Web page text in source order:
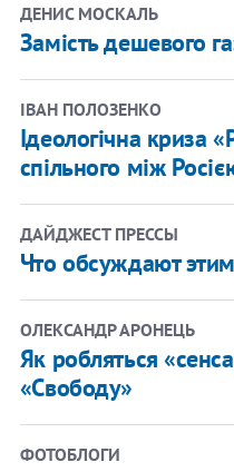
ДЕНИС МОСКАЛЬ
Замість дешевого
ІВАН ПОЛОЗЕНКО
Ідеологічна криза
спільного між
ДАЙДЖЕСТ ПРЕССЫ
Что обсуждают
ОЛЕКСАНДР АРОНЕЦЬ
Як робляться
«Свободу»
ФОТОБЛОГИ